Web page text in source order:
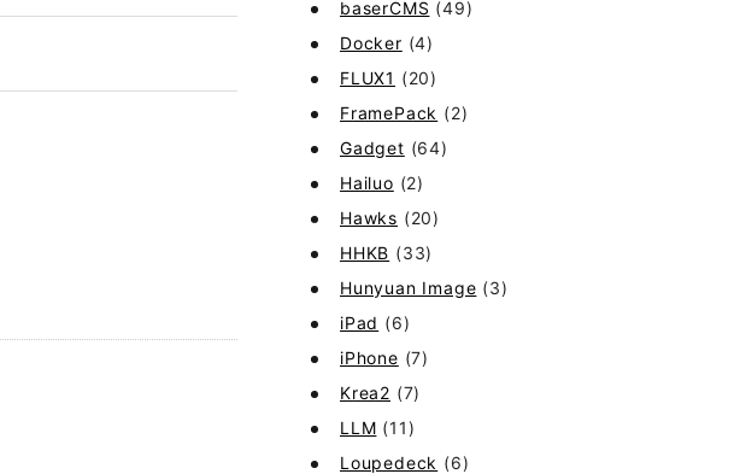
baserCMS (49)
Docker (4)
FLUX1 (20)
FramePack (2)
Gadget (64)
Hailuo (2)
Hawks (20)
HHKB (33)
Hunyuan Image (3)
iPad (6)
iPhone (7)
Krea2 (7)
LLM (11)
Loupedeck (6)